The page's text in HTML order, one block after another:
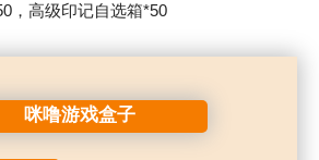
，高级印记自选箱*50
咪噜游戏盒子